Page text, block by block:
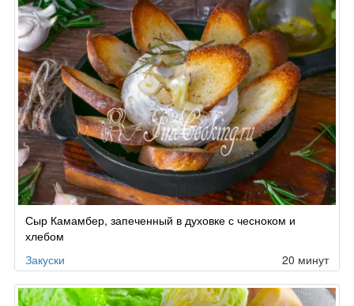
Сыр Камамбер, запеченный в духовке с чесноком и
хлебом
Закуски
20 минут